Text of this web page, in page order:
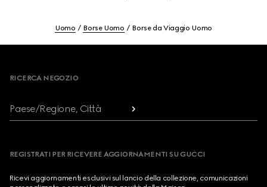
Uomo Borse Uomo Borse da Viaggio Uomo
RICERCA NEGOZIO
Paese/Regione, Città
REGISTRATI PER RICEVERE AGGIORNAMENTI SU GUCCI
Ricevi aggiornamenti esclusivi sul lancio della collezione, comunicazioni